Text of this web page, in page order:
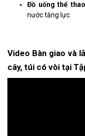
Đồ uống thể
nước tăng lực.
Video Bàn giao và
cây, túi có vòi tại